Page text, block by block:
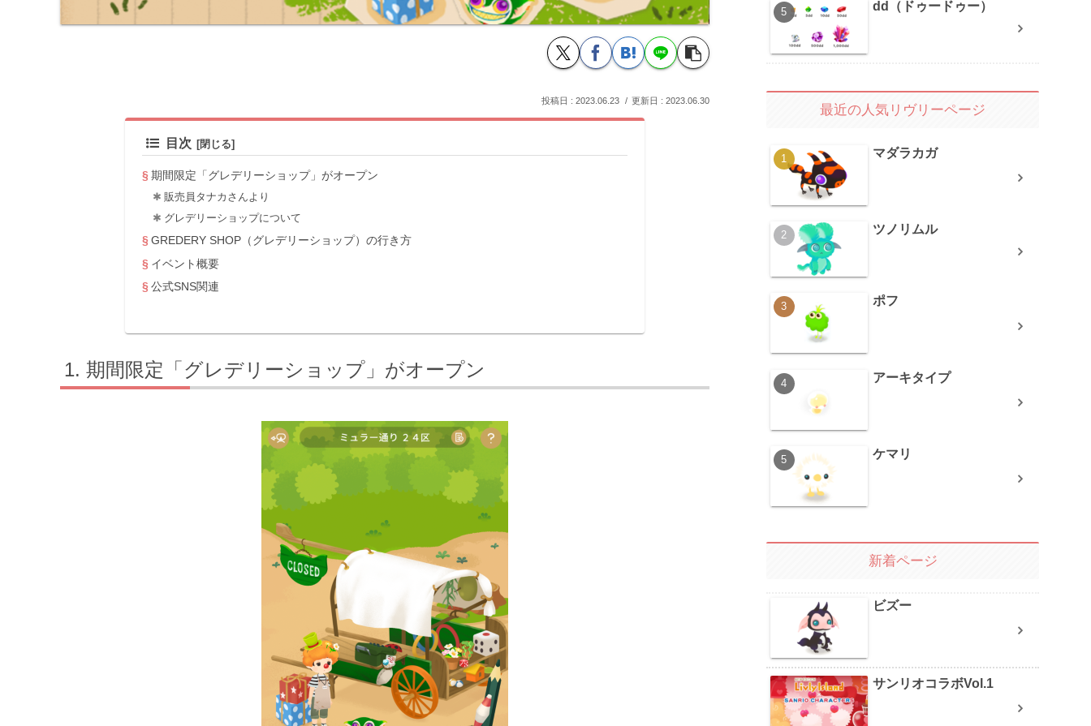
2023.06.23 2023.06.30
目次
期間限定「グレデリーショップ」がオープン
販売員タナカさんより
グレデリーショップについて
GREDERY SHOP（グレデリーショップ）の行き方
イベント概要
公式SNS関連
期間限定「グレデリーショップ」がオープン
dd（ドゥードゥー）
最近の人気リヴリーページ
マダラカガ
ツノリムル
ポフ
アーキタイプ
ケマリ
新着ページ
ビズー
サンリオコラボVol.1